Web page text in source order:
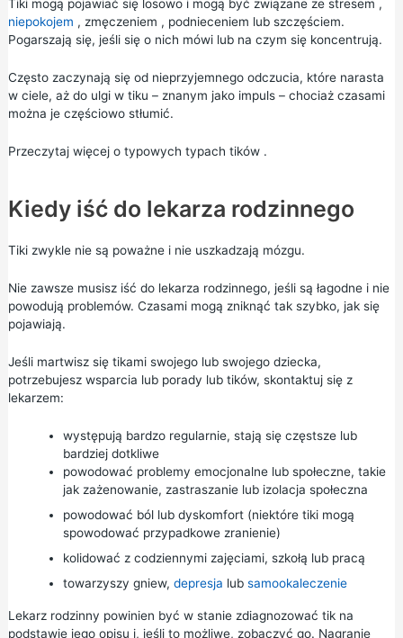
Tiki mogą pojawiać się losowo i mogą być związane ze stresem ,
niepokojem , zmęczeniem , podnieceniem lub szczęściem.
Pogarszają się, jeśli się o nich mówi lub na czym się koncentrują.
Często zaczynają się od nieprzyjemnego odczucia, które narasta
w ciele, aż do ulgi w tiku – znanym jako impuls – chociaż czasami
można je częściowo stłumić.
Przeczytaj więcej o typowych typach tików.
Kiedy iść do lekarza rodzinnego
Tiki zwykle nie są poważne i nie uszkadzają mózgu.
Nie zawsze musisz iść do lekarza rodzinnego, jeśli są łagodne i nie
powodują problemów. Czasami mogą zniknąć tak szybko, jak się
pojawiają.
Jeśli martwisz się tikami swojego lub swojego dziecka,
potrzebujesz wsparcia lub porady lub tików, skontaktuj się z
lekarzem:
występują bardzo regularnie, stają się częstsze lub
bardziej dotkliwe
powodować problemy emocjonalne lub społeczne, takie
jak zażenowanie, zastraszanielub izolacja społeczna
powodować ból lub dyskomfort (niektóre tiki mogą
spowodować przypadkowe zranienie)
kolidować z codziennymi zajęciami, szkołą lub pracą
towarzyszy gniew, depresja lub samookaleczenie
Lekarz rodzinny powinien być w stanie zdiagnozować tik na
podstawie jego opisu i, jeśli to możliwe, zobaczyć go. Nagranie